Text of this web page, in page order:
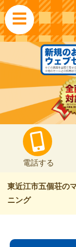
電話する
東近江市五個荘の
ニング